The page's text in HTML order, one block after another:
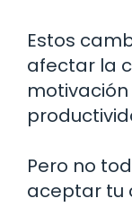
Estos
afectar la
motivación
Pero no
aceptar tu